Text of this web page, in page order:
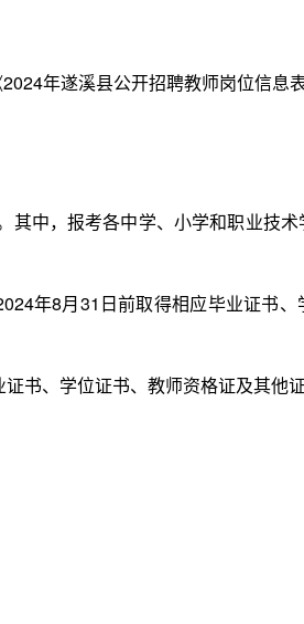
年遂溪县公开招聘教师岗位信息表
中，报考各中学、小学和职业技术
年8月31日前取得相应毕业证书、
、学位证书、教师资格证及其他证